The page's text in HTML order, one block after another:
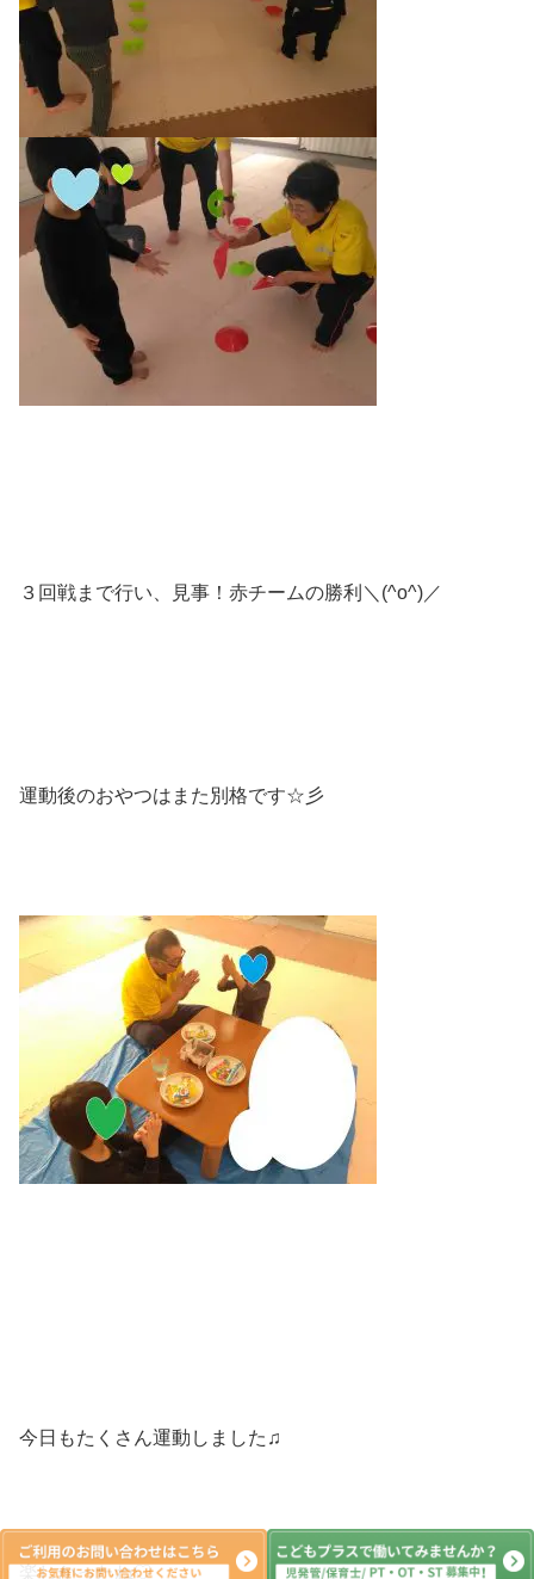
３回戦まで行い、見事！赤チームの勝利＼(^o^)／
運動後のおやつはまた別格です☆彡
今日もたくさん運動しました♫
楽しかったね♡